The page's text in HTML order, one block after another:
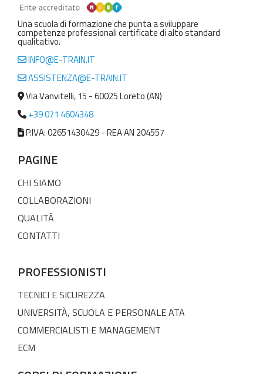
Una scuola di formazione che punta a sviluppare
competenze professionali certificate di alto standard
qualitativo.
INFO@E-TRAIN.IT
ASSISTENZA@E-TRAIN.IT
Via Vanvitelli, 15 - 60025 Loreto (AN)
+39 071 4604348
P.IVA: 02651430429 - REA AN 204557
PAGINE
CHI SIAMO
COLLABORAZIONI
QUALITÀ
CONTATTI
PROFESSIONISTI
TECNICI E SICUREZZA
UNIVERSITÀ, SCUOLA E PERSONALE ATA
COMMERCIALISTI E MANAGEMENT
ECM